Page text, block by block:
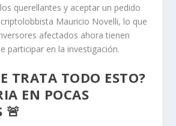
querellantes y aceptar un pedido
Mauricio Novelli, lo que
afectados ahora tienen
participar en la investigación.
TRATA TODO ESTO?
EN POCAS
🚨